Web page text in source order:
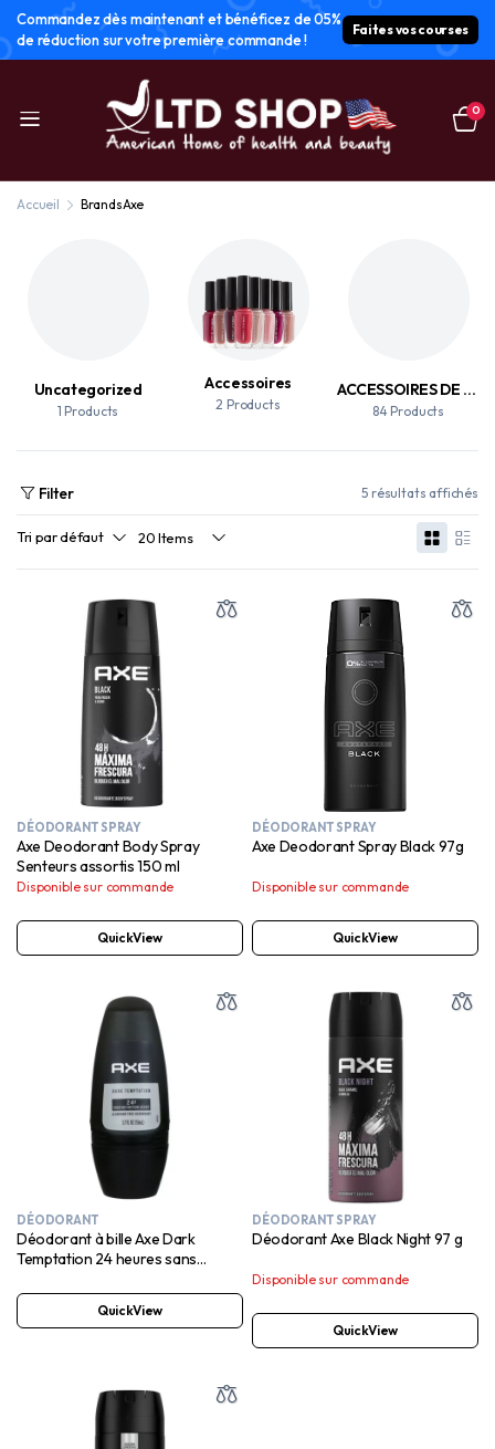
Commandez dès maintenant et bénéficez de 05%
de réduction sur votre première commande !
Faites vos courses
0
Accueil BrandsAxe
Uncategorized
1 Products
Accessoires
2 Products
ACCESSOIRES DE MAQUILLAGE
84 Products
Filter 5 résultats affichés
DÉODORANT SPRAY
Axe Deodorant Body Spray
Senteurs assortis 150 ml
Disponible sur commande
QuickView
DÉODORANT SPRAY
Axe Deodorant Spray Black 97g
Disponible sur commande
QuickView
DÉODORANT
Déodorant à bille Axe Dark
Temptation 24 heures sans
QuickView
DÉODORANT SPRAY
Déodorant Axe Black Night 97 g
Disponible sur commande
QuickView